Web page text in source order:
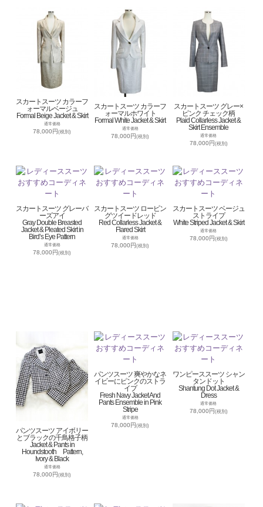
スカートスーツ カラーフ
ォーマルベージュ
Formal Beige Jacket & Skirt
通常価格
78,000円(税別)
スカートスーツ カラーフ
ォーマルホワイト
Formal White Jacket & Skirt
通常価格
78,000円(税別)
スカートスーツ グレー×
ピンク チェック柄
Plaid Collarless Jacket &
Skirt Ensemble
通常価格
78,000円 (税別)
スカートスーツ グレーバ
ーズアイ
Gray Double Breasted
Jacket & Pleated Skirt in
Bird’s Eye Pattern
通常価格
78,000円(税別)
スカートスーツ ロービン
グツイードレッド
Red Collarless Jacket &
Flared Skirt
通常価格
78,000円(税別)
スカートスーツ ベージュ
ストライプ
White Striped Jacket & Skirt
通常価格
78,000円(税別)
パンツスーツ アイボリー
とブラックの千鳥格子柄
Jacket & Pants in
Houndstooth Pattern,
Ivory & Black
通常価格
78,000円(税別)
パンツスーツ 爽やかなネ
イビーにピンクのストラ
イプ
Fresh Navy Jacket And
Pants Ensemble in Pink
Stripe
通常価格
78,000円(税別)
ワンピーススーツ シャン
タンドット
Shantung Dot Jacket &
Dress
通常価格
78,000円(税別)